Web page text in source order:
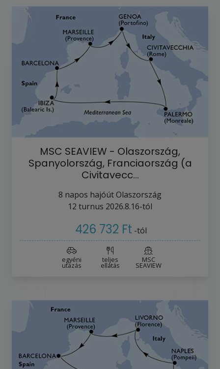
MSC SEAVIEW - Olaszország,
Spanyolország, Franciaország (a
Civitavecc…
8 napos hajóútOlaszország
12 turnus 2026.8.16-tól
426 732 Ft -tól
egyéni
utazás
teljes
ellátás
MSC
SEAVIEW